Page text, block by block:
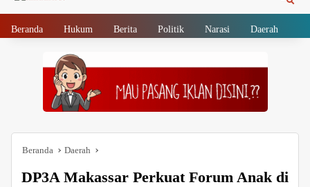
Beranda Hukum Berita Politik Narasi Daerah
Beranda Daerah
DP3A Makassar Perkuat Forum Anak di